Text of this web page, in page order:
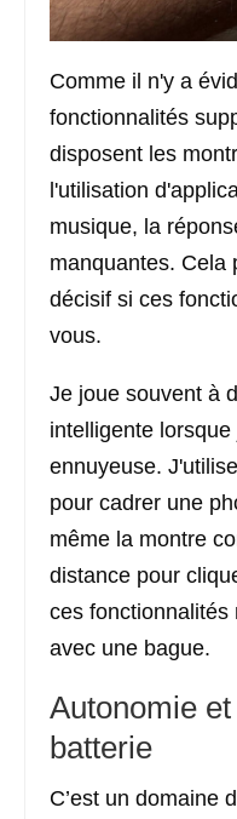
Comme il n'y a
fonctionnalités
disposent les
l'utilisation
musique, la
manquantes. Cela
décisif si ces
vous.
Je joue souvent à
intelligente
ennuyeuse.
pour cadrer une
même la montre
distance pour
ces fonctionnalités
avec une bague.
Autonomie
batterie
C’est un domaine